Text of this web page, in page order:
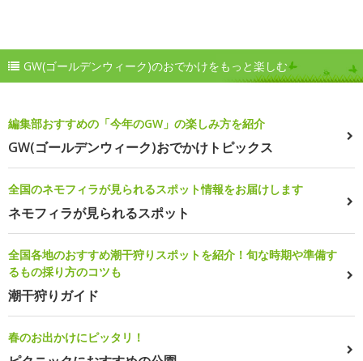
GW(ゴールデンウィーク)のおでかけをもっと楽しむ
編集部おすすめの「今年のGW」の楽しみ方を紹介
GW(ゴールデンウィーク)おでかけトピックス
全国のネモフィラが見られるスポット情報をお届けします
ネモフィラが見られるスポット
全国各地のおすすめ潮干狩りスポットを紹介！旬な時期や準備す
るもの採り方のコツも
潮干狩りガイド
春のお出かけにピッタリ！